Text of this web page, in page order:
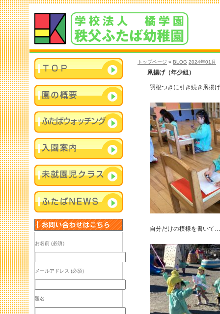
トップページ » BLOG 2024年01月
凧揚げ（年少組）
羽根つきに引き続き凧揚
自分だけの模様を書いて…
お名前 (必須）
メールアドレス (必須）
題名